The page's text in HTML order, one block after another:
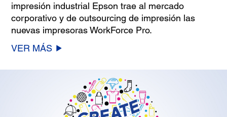
impresión industrial Epson trae al mercado
corporativo y de outsourcing de impresión las
nuevas impresoras WorkForce Pro.
VER MÁS